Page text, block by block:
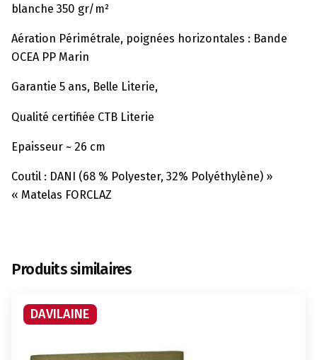
blanche 350 gr/m²
Aération Périmétrale, poignées horizontales : Bande
OCEA PP Marin
Garantie 5 ans, Belle Literie,
Qualité certifiée CTB Literie
Epaisseur ~ 26 cm
Coutil : DANI (68 % Polyester, 32% Polyéthylène) »
« Matelas FORCLAZ
Produits similaires
DAVILAINE